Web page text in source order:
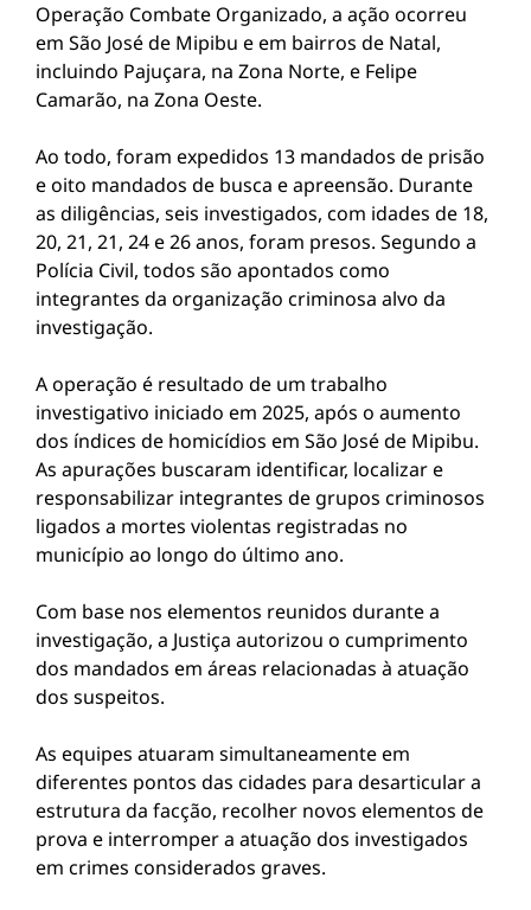
Operação Combate Organizado, a ação ocorreu
em São José de Mipibu e em bairros de Natal,
incluindo Pajuçara, na Zona Norte, e Felipe
Camarão, na Zona Oeste.
Ao todo, foram expedidos 13 mandados de prisão
e oito mandados de busca e apreensão. Durante
as diligências, seis investigados, com idades de 18,
20, 21, 21, 24 e 26 anos, foram presos. Segundo a
Polícia Civil, todos são apontados como
integrantes da organização criminosa alvo da
investigação.
A operação é resultado de um trabalho
investigativo iniciado em 2025, após o aumento
dos índices de homicídios em São José de Mipibu.
As apurações buscaram identificar, localizar e
responsabilizar integrantes de grupos criminosos
ligados a mortes violentas registradas no
município ao longo do último ano.
Com base nos elementos reunidos durante a
investigação, a Justiça autorizou o cumprimento
dos mandados em áreas relacionadas à atuação
dos suspeitos.
As equipes atuaram simultaneamente em
diferentes pontos das cidades para desarticular a
estrutura da facção, recolher novos elementos de
prova e interromper a atuação dos investigados
em crimes considerados graves.